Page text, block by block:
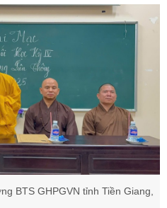
BTS GHPGVN tỉnh Tiền Giang,